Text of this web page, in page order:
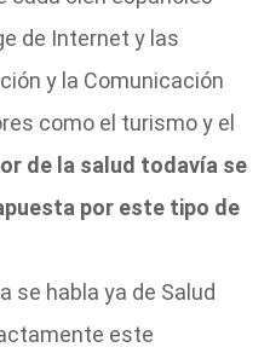
de Internet y las
y la Comunicación
como el turismo y el
de la salud todavía se
por este tipo de
se habla ya de Salud
este